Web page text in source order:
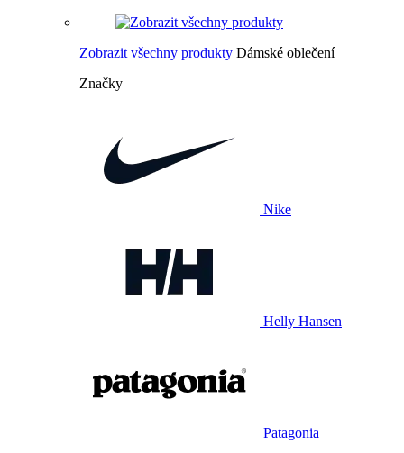
Zobrazit všechny produkty Dámské oblečení
Značky
Nike
Helly Hansen
Patagonia